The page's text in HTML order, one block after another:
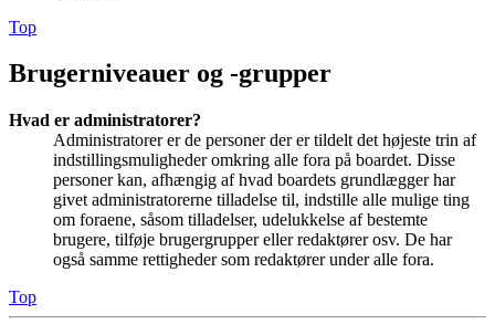
Top
Brugerniveauer og -grupper
Hvad er administratorer?
Administratorer er de personer der er tildelt det højeste trin af
indstillingsmuligheder omkring alle fora på boardet. Disse
personer kan, afhængig af hvad boardets grundlægger har
givet administratorerne tilladelse til, indstille alle mulige ting
om foraene, såsom tilladelser, udelukkelse af bestemte
brugere, tilføje brugergrupper eller redaktører osv. De har
også samme rettigheder som redaktører under alle fora.
Top